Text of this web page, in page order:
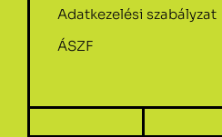
Adatkezelési szabályzat
ÁSZF